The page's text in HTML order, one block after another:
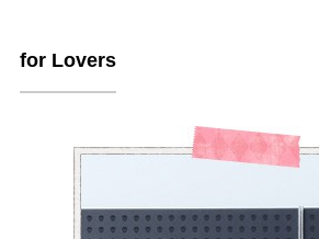
for Lovers